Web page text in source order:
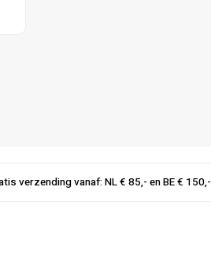
verzending vanaf: NL € 85,- en BE € 150,-